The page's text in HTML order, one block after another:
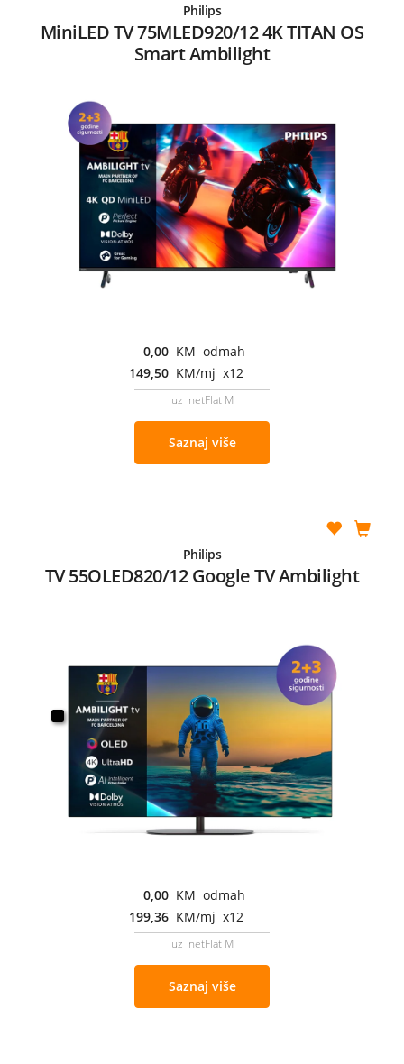
Philips
MiniLED TV 75MLED920/12 4K TITAN OS
Smart Ambilight
0,00 KM odmah
149,50 KM/mj x12
uz netFlat M
Saznaj više
Philips
TV 55OLED820/12 Google TV Ambilight
0,00 KM odmah
199,36 KM/mj x12
uz netFlat M
Saznaj više